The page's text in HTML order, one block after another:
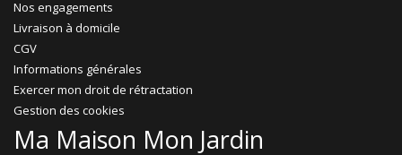
Nos engagements
Livraison à domicile
CGV
Informations générales
Exercer mon droit de rétractation
Gestion des cookies
Ma Maison Mon Jardin